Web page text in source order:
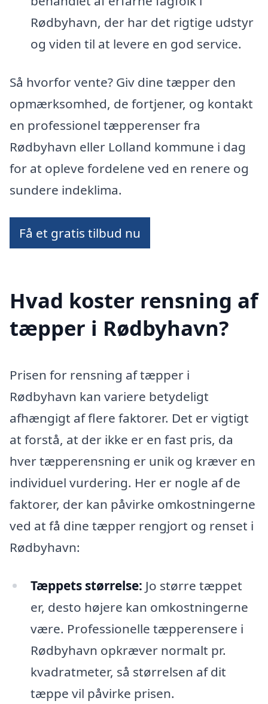
Rødbyhavn, der har det rigtige udstyr
og viden til at levere en god service.
Så hvorfor vente? Giv dine tæpper den
opmærksomhed, de fortjener, og kontakt
en professionel tæpperenser fra
Rødbyhavn eller Lolland kommune i dag
for at opleve fordelene ved en renere og
sundere indeklima.
Få et gratis tilbud nu
Hvad koster rensning af
tæpper i Rødbyhavn?
Prisen for rensning af tæpper i
Rødbyhavn kan variere betydeligt
afhængigt af flere faktorer. Det er vigtigt
at forstå, at der ikke er en fast pris, da
hver tæpperensning er unik og kræver en
individuel vurdering. Her er nogle af de
faktorer, der kan påvirke omkostningerne
ved at få dine tæpper rengjort og renset i
Rødbyhavn:
Tæppets størrelse: Jo større tæppet
er, desto højere kan omkostningerne
være. Professionelle tæpperensere i
Rødbyhavn opkræver normalt pr.
kvadratmeter, så størrelsen af dit
tæppe vil påvirke prisen.